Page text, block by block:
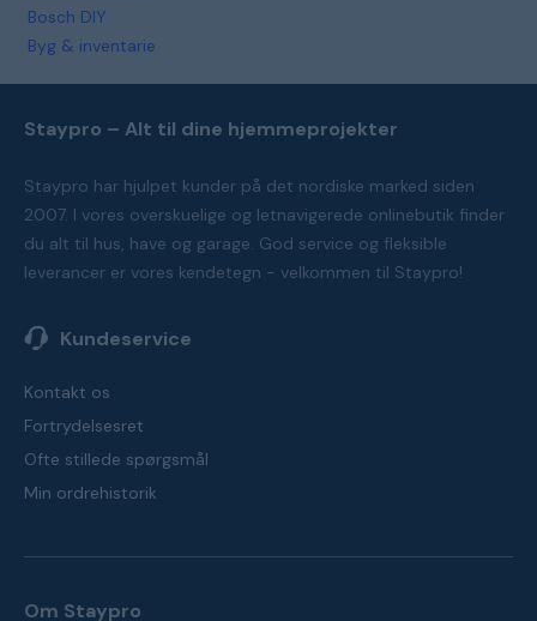
Bosch DIY
Byg & inventarie
Staypro – Alt til dine hjemmeprojekter
Staypro har hjulpet kunder på det nordiske marked siden
2007. I vores overskuelige og letnavigerede onlinebutik finder
du alt til hus, have og garage. God service og fleksible
leverancer er vores kendetegn - velkommen til Staypro!
Kundeservice
Kontakt os
Fortrydelsesret
Ofte stillede spørgsmål
Min ordrehistorik
Om Staypro